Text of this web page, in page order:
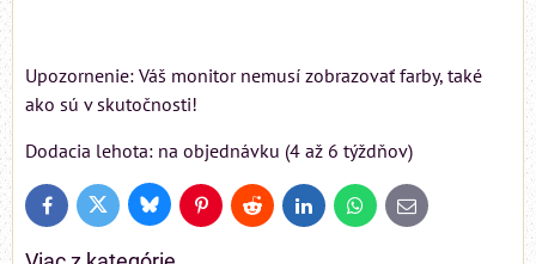
Upozornenie: Váš monitor nemusí zobrazovať farby, také
ako sú v skutočnosti!
Dodacia lehota: na objednávku (4 až 6 týždňov)
FacebookTwitter BlueskyPinterestReddit LinkedInWhatsApp
E-
mail